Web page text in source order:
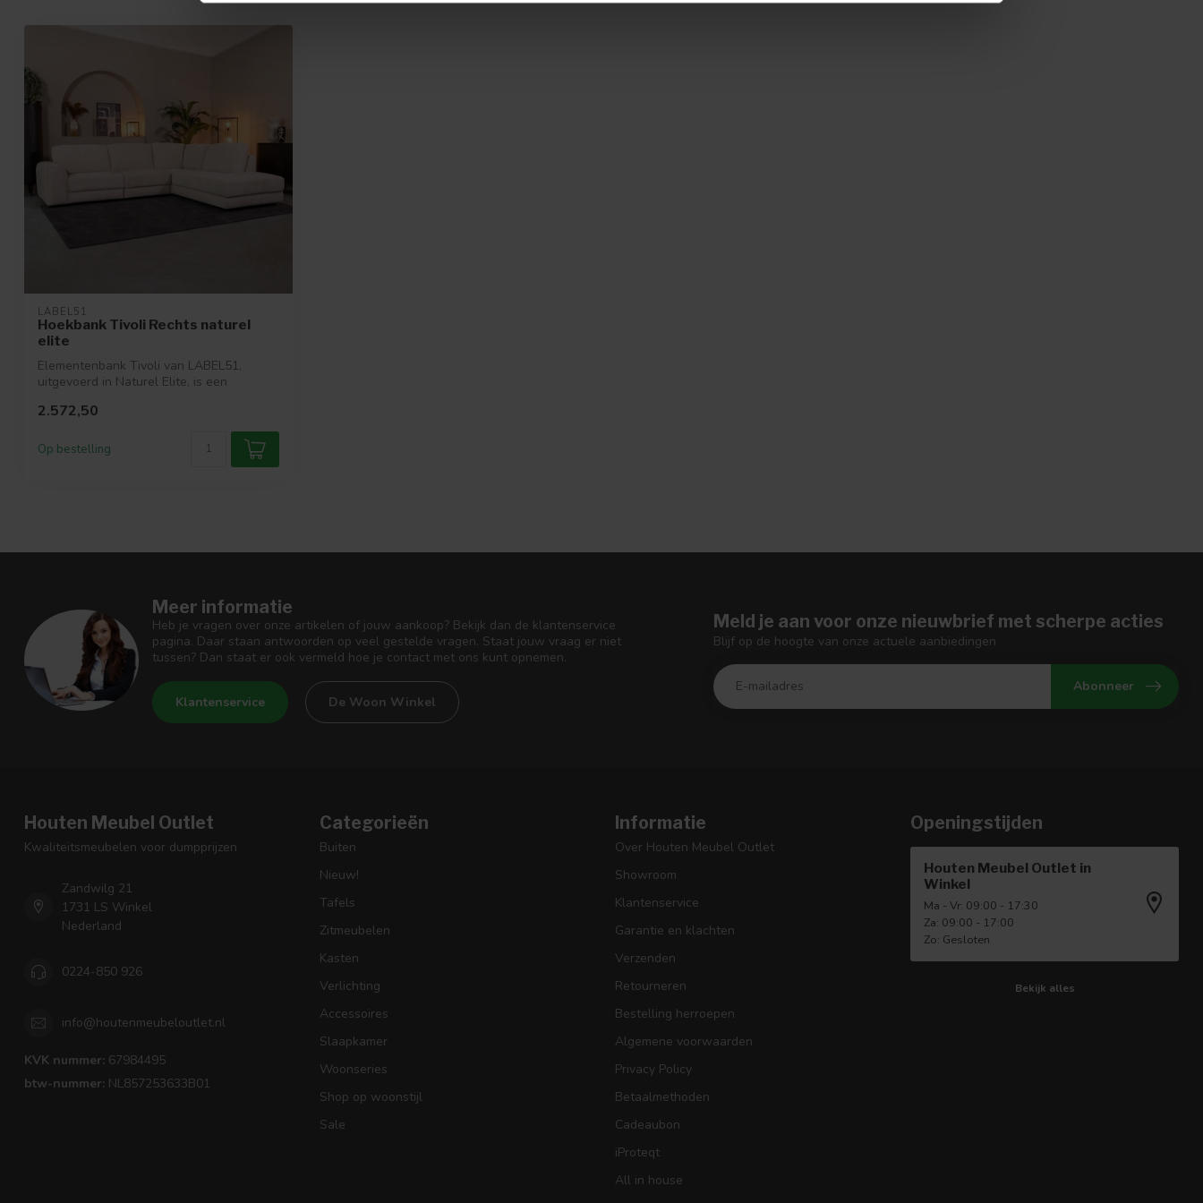
LABEL51
Hoekbank Tivoli Rechts naturel
elite
Elementenbank Tivoli van LABEL51,
uitgevoerd in Naturel Elite, is een
2.572,50
Op bestelling
Meer informatie
Heb je vragen over onze artikelen of jouw aankoop? Bekijk dan de klantenservice
pagina. Daar staan antwoorden op veel gestelde vragen. Staat jouw vraag er niet
tussen? Dan staat er ook vermeld hoe je contact met ons kunt opnemen.
Klantenservice De Woon Winkel
Meld je aan voor onze nieuwbrief met scherpe acties
Blijf op de hoogte van onze actuele aanbiedingen
Abonneer
Houten Meubel Outlet
Kwaliteitsmeubelen voor dumpprijzen
Zandwilg 21
1731 LS Winkel
Nederland
0224-850 926
info@houtenmeubeloutlet.nl
KVK nummer: 67984495
btw-nummer: NL857253633B01
Categorieën
Buiten
Nieuw!
Tafels
Zitmeubelen
Kasten
Verlichting
Accessoires
Slaapkamer
Woonseries
Shop op woonstijl
Sale
Informatie
Over Houten Meubel Outlet
Showroom
Klantenservice
Garantie en klachten
Verzenden
Retourneren
Bestelling herroepen
Algemene voorwaarden
Privacy Policy
Betaalmethoden
Cadeaubon
iProteqt
All in house
Openingstijden
Houten Meubel Outlet in
Winkel
Ma - Vr: 09:00 - 17:30
Za: 09:00 - 17:00
Zo: Gesloten
Bekijk alles